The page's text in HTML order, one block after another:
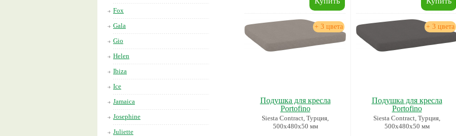
Fox
Gala
Gio
Helen
Ibiza
Ice
Jamaica
Josephine
Juliette
+ 3 цвета
Подушка для кресла
Portofino
Siesta Contract, Турция,
500х480х50 мм
+ 3 цвета
Подушка для кресла
Portofino
Siesta Contract, Турция,
500х480х50 мм